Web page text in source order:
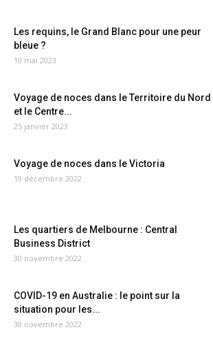
Les requins, le Grand Blanc pour une peur
bleue ?
10 mai 2023
Voyage de noces dans le Territoire du Nord
et le Centre...
25 janvier 2023
Voyage de noces dans le Victoria
19 décembre 2022
Les quartiers de Melbourne : Central
Business District
30 novembre 2022
COVID-19 en Australie : le point sur la
situation pour les...
30 novembre 2022